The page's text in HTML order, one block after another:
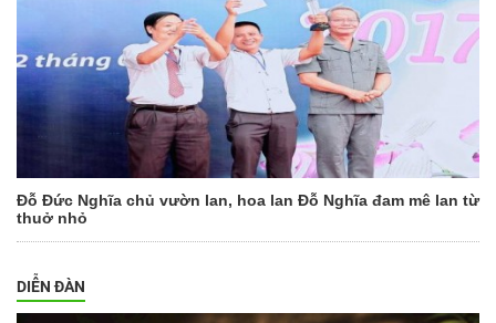
Đỗ Đức Nghĩa chủ vườn lan, hoa lan Đỗ Nghĩa đam mê lan từ
thuở nhỏ
DIỄN ĐÀN